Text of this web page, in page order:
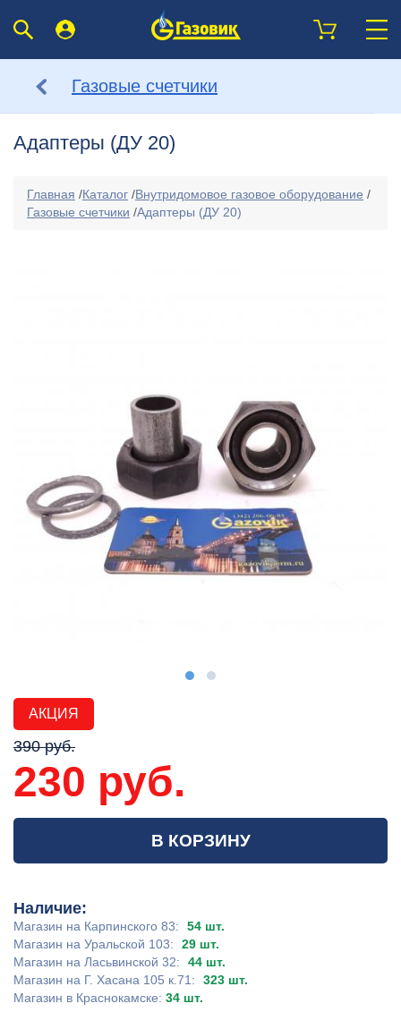
Газовые счетчики
Адаптеры (ДУ 20)
Главная /Каталог /Внутридомовое газовое оборудование /
Газовые счетчики /Адаптеры (ДУ 20)
АКЦИЯ
390 руб.
230 руб.
В КОРЗИНУ
Наличие:
Магазин на Карпинского 83:
54 шт.
Магазин на Уральской 103:
29 шт.
Магазин на Ласьвинской 32:
44 шт.
Магазин на Г. Хасана 105 к.71:
323 шт.
Магазин в Краснокамске: 34 шт.